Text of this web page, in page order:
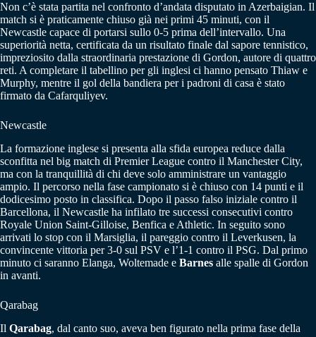
Non c’è stata partita nel confronto d’andata disputato in Azerbaigian. Il
match si è praticamente chiuso già nei primi 45 minuti, con il
Newcastle capace di portarsi sullo 0-5 prima dell’intervallo. Una
superiorità netta, certificata da un risultato finale dal sapore tennistico,
impreziosito dalla straordinaria prestazione di Gordon, autore di quattro
reti. A completare il tabellino per gli inglesi ci hanno pensato Thiaw e
Murphy, mentre il gol della bandiera per i padroni di casa è stato
firmato da Cafarquliyev.
Newcastle
La formazione inglese si presenta alla sfida europea reduce dalla
sconfitta nel big match di Premier League contro il Manchester City,
ma con la tranquillità di chi deve solo amministrare un vantaggio
ampio. Il percorso nella fase campionato si è chiuso con 14 punti e il
dodicesimo posto in classifica. Dopo il passo falso iniziale contro il
Barcellona, il Newcastle ha infilato tre successi consecutivi contro
Royale Union Saint-Gilloise, Benfica e Athletic. In seguito sono
arrivati lo stop con il Marsiglia, il pareggio contro il Leverkusen, la
convincente vittoria per 3-0 sul PSV e l’1-1 contro il PSG. Dal primo
minuto ci saranno Elanga, Woltemade e Barnes alle spalle di Gordon
in avanti.
Qarabag
Il Qarabag, dal canto suo, aveva ben figurato nella prima fase della